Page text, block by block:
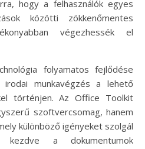
hogy a felhasználók egyes
közötti zökkenőmentes
végezhessék el
folyamatos fejlődése
munkavégzés a lehető
történjen. Az Office Toolkit
szoftvercsomag, hanem
különböző igényeket szolgál
a dokumentumok